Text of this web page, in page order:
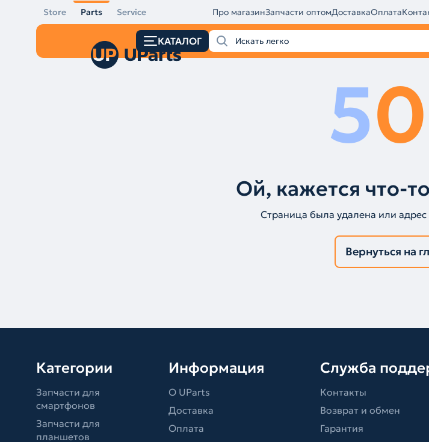
Store Parts Service Про магазинЗапчасти оптомДоставкаОплата
КАТАЛОГ
50
Ой, кажется что-
Страница была удалена или
Вернуться на
Категории
Запчасти для
смартфонов
Запчасти для
планшетов
Информация
О UParts
Доставка
Оплата
Служба
Контакты
Возврат и обмен
Гарантия